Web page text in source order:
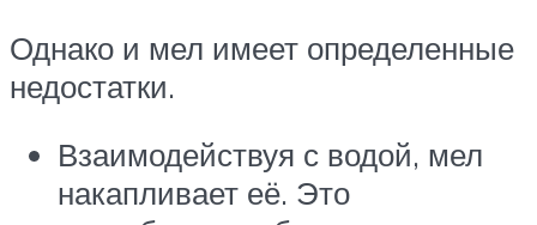
Однако и мел имеет определенные
недостатки.
Взаимодействуя с водой, мел
накапливает её. Это